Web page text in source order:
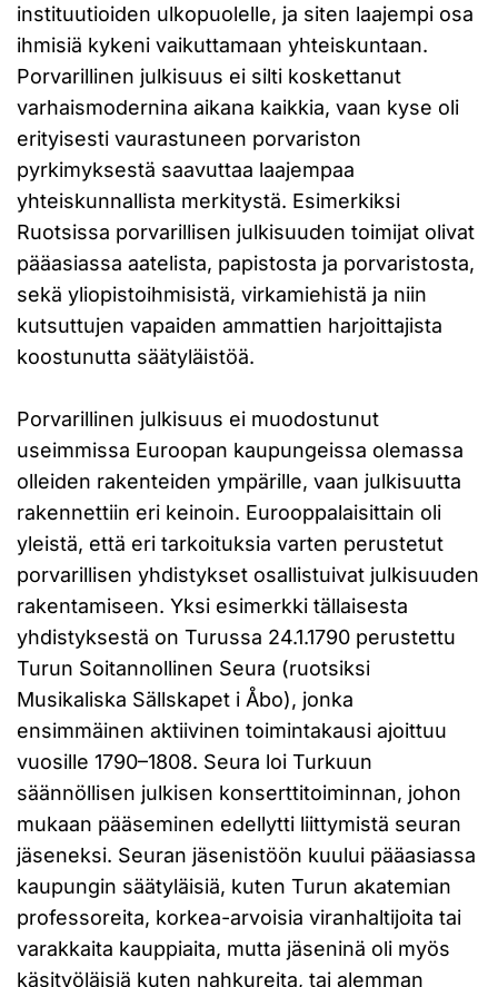
instituutioiden ulkopuolelle, ja siten laajempi osa
ihmisiä kykeni vaikuttamaan yhteiskuntaan.
Porvarillinen julkisuus ei silti koskettanut
varhaismodernina aikana kaikkia, vaan kyse oli
erityisesti vaurastuneen porvariston
pyrkimyksestä saavuttaa laajempaa
yhteiskunnallista merkitystä. Esimerkiksi
Ruotsissa porvarillisen julkisuuden toimijat olivat
pääasiassa aatelista, papistosta ja porvaristosta,
sekä yliopistoihmisistä, virkamiehistä ja niin
kutsuttujen vapaiden ammattien harjoittajista
koostunutta säätyläistöä.
Porvarillinen julkisuus ei muodostunut
useimmissa Euroopan kaupungeissa olemassa
olleiden rakenteiden ympärille, vaan julkisuutta
rakennettiin eri keinoin. Eurooppalaisittain oli
yleistä, että eri tarkoituksia varten perustetut
porvarillisen yhdistykset osallistuivat julkisuuden
rakentamiseen. Yksi esimerkki tällaisesta
yhdistyksestä on Turussa 24.1.1790 perustettu
Turun Soitannollinen Seura (ruotsiksi
Musikaliska Sällskapet i Åbo), jonka
ensimmäinen aktiivinen toimintakausi ajoittuu
vuosille 1790–1808. Seura loi Turkuun
säännöllisen julkisen konserttitoiminnan, johon
mukaan pääseminen edellytti liittymistä seuran
jäseneksi. Seuran jäsenistöön kuului pääasiassa
kaupungin säätyläisiä, kuten Turun akatemian
professoreita, korkea-arvoisia viranhaltijoita tai
varakkaita kauppiaita, mutta jäseninä oli myös
käsityöläisiä kuten nahkureita, tai alemman